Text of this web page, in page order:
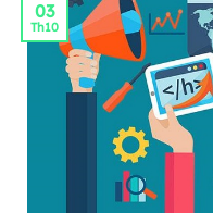
03
Th10